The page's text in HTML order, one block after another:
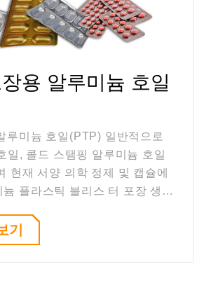
용 알루미늄 호일
루미늄 호일(PTP) 일반적으로
일, 콜드 스탬핑 알루미늄 호일
현재 서양 의학 정제 및 캡슐에
플라스틱 블리스 터 포장 생산
기